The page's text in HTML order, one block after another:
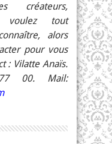
créateurs,
voulez tout
alors
pour vous
: Vilatte Anaïs.
00. Mail: